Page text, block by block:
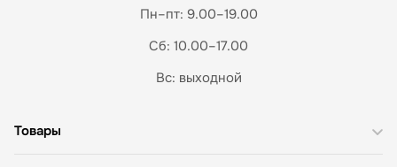
Пн–пт: 9.00–19.00
Сб: 10.00–17.00
Вс: выходной
Товары